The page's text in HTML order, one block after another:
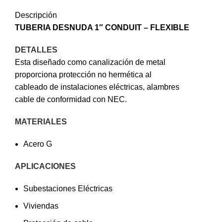
Descripción
TUBERIA DESNUDA 1″ CONDUIT – FLEXIBLE
DETALLES
Esta diseñado como canalización de metal
proporciona protección no hermética al
cableado de instalaciones eléctricas, alambres
cable de conformidad con NEC.
MATERIALES
Acero G
APLICACIONES
Subestaciones Eléctricas
Viviendas